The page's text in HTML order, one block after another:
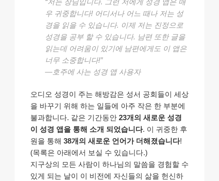
우 귀중합니다! 어디서나 어느 때나 저는 성
경을 읽을 수 있습니다. 이제 저는 진정으로
성경을 공부 할 수 있습니다. 남편 또한 글을
읽는데 어려움이 있기에 남편에게도 이 앱은
너무 소중합니다!”
—호주에 사는 성경 앱 사용자
오디오 성경이 주는 해방감은 성서 공회들이 세상
을 바꾸기 위해 하는 일들에 아주 작은 한 부분에
불과합니다. 같은 기간동안 23개의 새로운 성경
이 성경 앱을 통해 소개 되었습니다. 이 귀중한 후
원을 통해 38개의 새로운 언어가 더해졌습니다!
(목록은 아래에서 보실 수 있습니다.)
지구상의 모든 사람이 하나님의 말씀을 경험할 수
있게 되는 날이 이 비전에 자신들의 삶을 헌신하